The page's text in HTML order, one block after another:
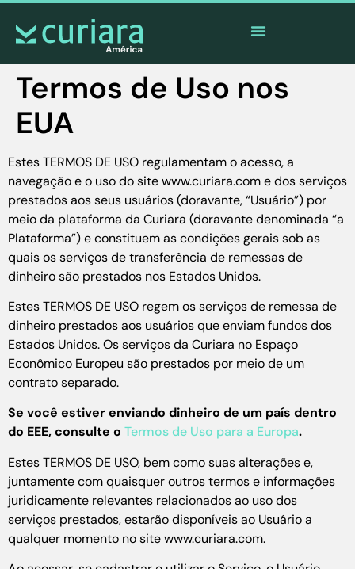
Termos de Uso nos
EUA
Estes TERMOS DE USO regulamentam o acesso, a
navegação e o uso do site www.curiara.com e dos serviços
prestados aos seus usuários (doravante, “Usuário”) por
meio da plataforma da Curiara (doravante denominada “a
Plataforma”) e constituem as condições gerais sob as
quais os serviços de transferência de remessas de
dinheiro são prestados nos Estados Unidos.
Estes TERMOS DE USO regem os serviços de remessa de
dinheiro prestados aos usuários que enviam fundos dos
Estados Unidos. Os serviços da Curiara no Espaço
Econômico Europeu são prestados por meio de um
contrato separado.
Se você estiver enviando dinheiro de um país dentro
do EEE, consulte o Termos de Uso para a Europa.
Estes TERMOS DE USO, bem como suas alterações e,
juntamente com quaisquer outros termos e informações
juridicamente relevantes relacionados ao uso dos
serviços prestados, estarão disponíveis ao Usuário a
qualquer momento no site www.curiara.com.